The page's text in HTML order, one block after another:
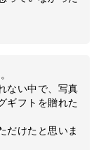
ない中で、写真
ギフトを贈れた
だけたと思いま